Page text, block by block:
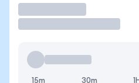
15m 30m 1H